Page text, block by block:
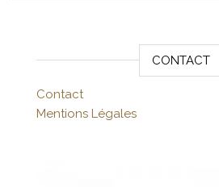
CONTACT
Contact
Mentions Légales